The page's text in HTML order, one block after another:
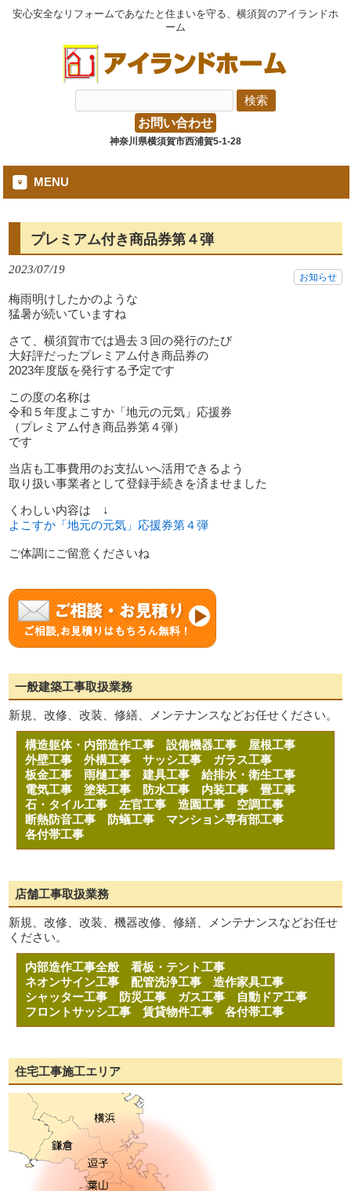
安心安全なリフォームであなたと住まいを守る、横須賀のアイランドホ
ーム
お問い合わせ
神奈川県横須賀市西浦賀5-1-28
MENU
プレミアム付き商品券第４弾
2023/07/19
お知らせ
梅雨明けしたかのような
猛暑が続いていますね
さて、横須賀市では過去３回の発行のたび
大好評だったプレミアム付き商品券の
2023年度版を発行する予定です
この度の名称は
令和５年度よこすか「地元の元気」応援券
（プレミアム付き商品券第４弾）
です
当店も工事費用のお支払いへ活用できるよう
取り扱い事業者として登録手続きを済ませました
くわしい内容は ↓
よこすか「地元の元気」応援券第４弾
ご体調にご留意くださいね
一般建築工事取扱業務
新規、改修、改装、修繕、メンテナンスなどお任せください。
構造躯体・内部造作工事設備機器工事 屋根工事
外壁工事外構工事サッシ工事 ガラス工事
板金工事雨樋工事建具工事給排水・衛生工事
電気工事塗装工事 防水工事 内装工事畳工事
石・タイル工事左官工事造園工事 空調工事
断熱防音工事
防蟻工事 マンション専有部工事
各付帯工事
店舗工事取扱業務
新規、改修、改装、機器改修、修繕、メンテナンスなどお任せ
ください。
内部造作工事全般看板・テント工事
ネオンサイン工事配管洗浄工事造作家具工事
シャッター工事
防災工事 ガス工事
自動ドア工事
フロントサッシ工事賃貸物件工事各付帯工事
住宅工事施工エリア